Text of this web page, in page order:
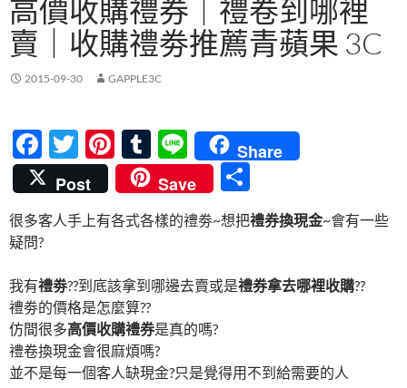
高價收購禮券｜禮卷到哪裡
賣｜收購禮劵推薦青蘋果 3C
2015-09-30 GAPPLE3C
F
ac
e
b
o
k
T
w
itt
er
Pi
nt
er
es
T
u
m
bl
Li
n
e
Share
Post
Save
享
很多客人手上有各式各樣的禮劵~想把禮券換現金~會有一些
疑問?
我有禮劵??到底該拿到哪邊去賣或是禮券拿去哪裡收購??
禮劵的價格是怎麼算??
仿間很多高價收購禮券是真的嗎?
禮卷換現金會很麻煩嗎?
並不是每一個客人缺現金?只是覺得用不到給需要的人